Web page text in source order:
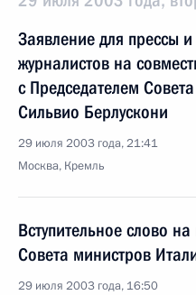
Заявление для прессы
журналистов на
с Председателем
Сильвио Берлускони
29 июля 2003 года, 21:41
Москва, Кремль
Вступительное слово
Совета министров
29 июля 2003 года, 16:50